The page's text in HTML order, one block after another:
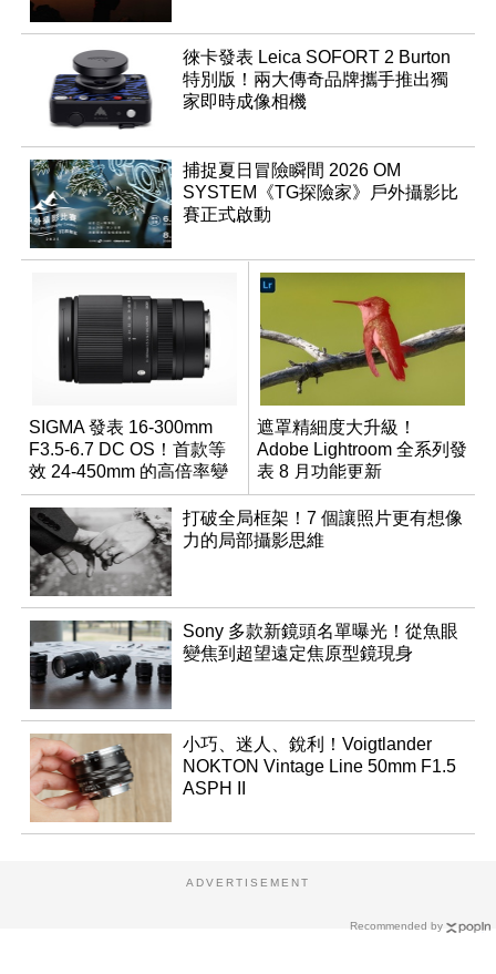
徠卡發表 Leica SOFORT 2 Burton
特別版！兩大傳奇品牌攜手推出獨
家即時成像相機
捕捉夏日冒險瞬間 2026 OM
SYSTEM《TG探險家》戶外攝影比
賽正式啟動
SIGMA 發表 16-300mm
F3.5-6.7 DC OS！首款等
效 24-450mm 的高倍率變
焦旅遊鏡頭
遮罩精細度大升級！
Adobe Lightroom 全系列發
表 8 月功能更新
打破全局框架！7 個讓照片更有想像
力的局部攝影思維
Sony 多款新鏡頭名單曝光！從魚眼
變焦到超望遠定焦原型鏡現身
小巧、迷人、銳利！Voigtlander
NOKTON Vintage Line 50mm F1.5
ASPH II
Recommended by
ADVERTISEMENT